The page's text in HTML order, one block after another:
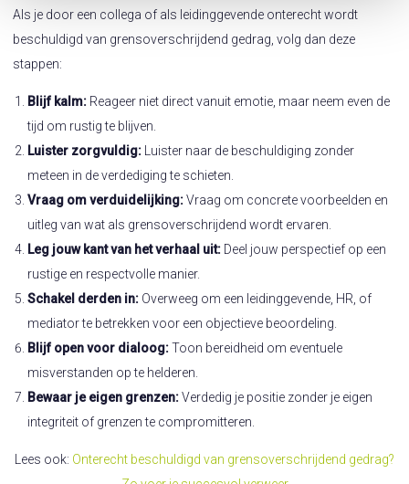
Als je door een collega of als leidinggevende onterecht wordt
beschuldigd van grensoverschrijdend gedrag, volg dan deze
stappen:
Blijf kalm: Reageer niet direct vanuit emotie, maar neem even de
tijd om rustig te blijven.
Luister zorgvuldig: Luister naar de beschuldiging zonder
meteen in de verdediging te schieten.
Vraag om verduidelijking:Vraag om concrete voorbeelden en
uitleg van wat als grensoverschrijdend wordt ervaren.
Leg jouw kant van het verhaal uit: Deel jouw perspectief op een
rustige en respectvolle manier.
Schakel derden in: Overweeg om een leidinggevende, HR, of
mediator te betrekken voor een objectieve beoordeling.
Blijf open voor dialoog:Toon bereidheid om eventuele
misverstanden op te helderen.
Bewaar je eigen grenzen:Verdedig je positie zonder je eigen
integriteit of grenzen te compromitteren.
Lees ook: Onterecht beschuldigd van grensoverschrijdend gedrag?